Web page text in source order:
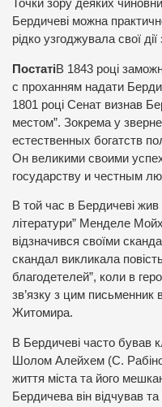
Точки зору деяких
Бердичеві можна
рідко узгоджувала свої
ПостатіВ 1843 році
с проханням надати
1801 році Сенат визнав
местом”. Зокрема у
естественных богатств
Он великими своими
государству и честным
В той час в Бердичеві жив
літератури” Менделе
відзначився своїми
скандал викликала
благодетелей”, коли в
зв’язку з цим
Житомира.
В Бердичеві часто бував
Шолом Алейхем (С.
життя міста та його
Бердичева він відчував